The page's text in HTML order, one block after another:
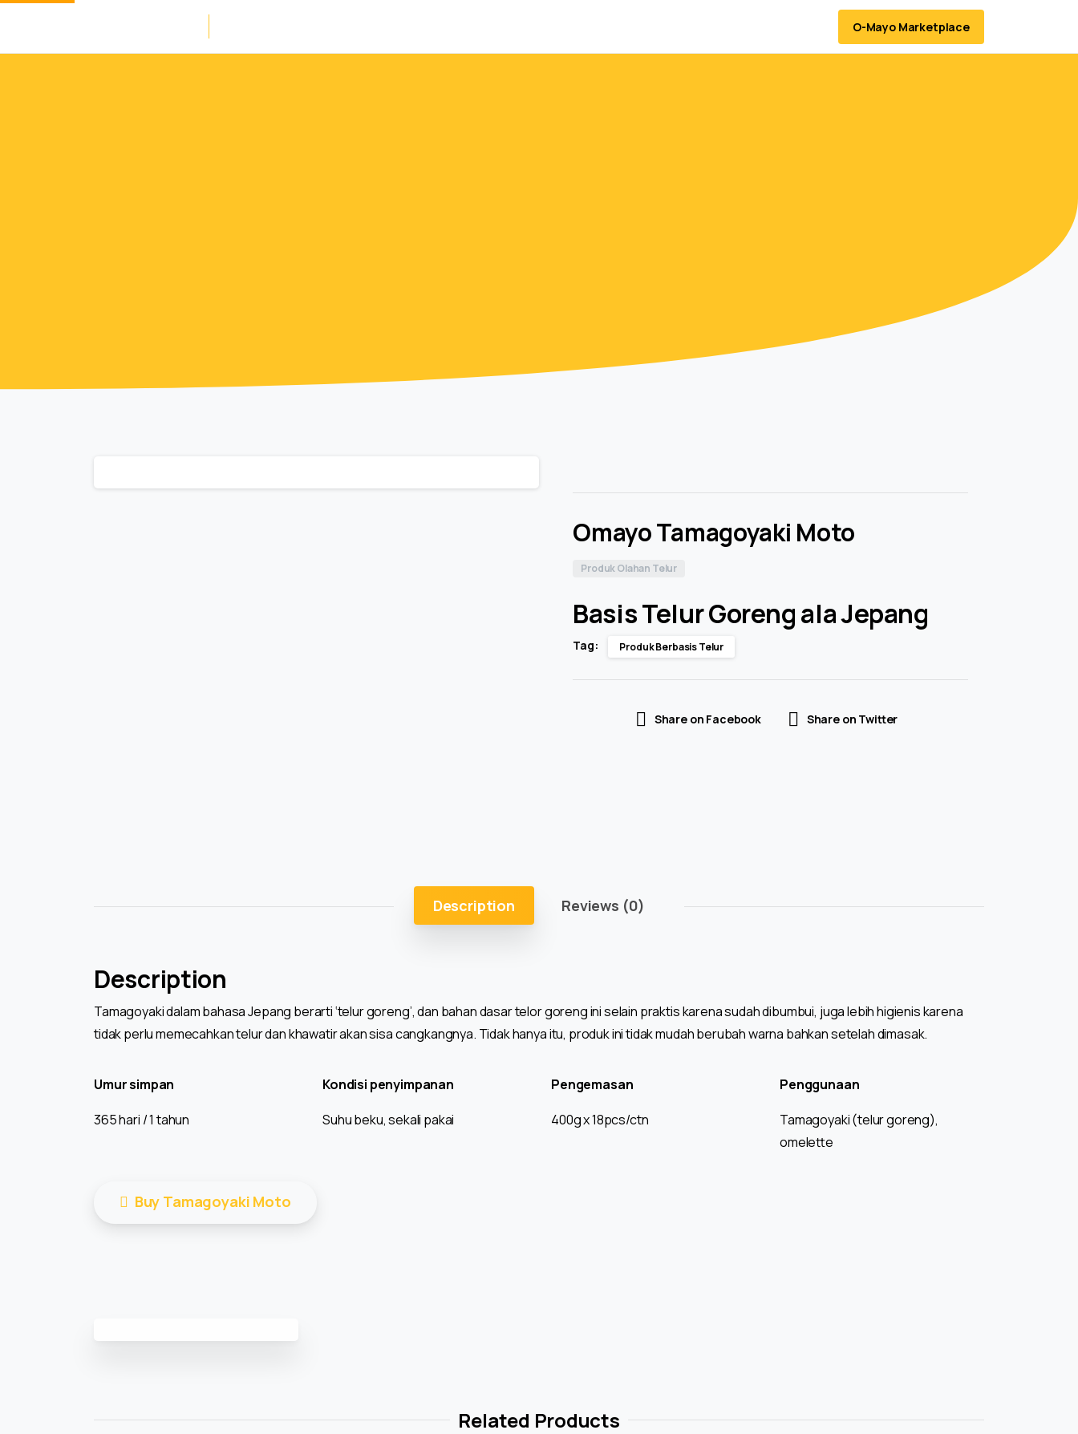
O-Mayo Marketplace
Omayo Tamagoyaki Moto
Produk Olahan Telur
Basis Telur Goreng ala Jepang
Tag: Produk Berbasis Telur
Share on Facebook Share on Twitter
Description Reviews (0)
Description
Tamagoyaki dalam bahasa Jepang berarti ‘telur goreng’, dan bahan dasar telor goreng ini selain praktis karena sudah dibumbui, juga lebih higienis karena
tidak perlu memecahkan telur dan khawatir akan sisa cangkangnya. Tidak hanya itu, produk ini tidak mudah berubah warna bahkan setelah dimasak.
Umur simpan
365 hari / 1 tahun
Kondisi penyimpanan
Suhu beku, sekali pakai
Pengemasan
400g x 18pcs/ctn
Penggunaan
Tamagoyaki (telur goreng),
omelette
Buy Tamagoyaki Moto
Related Products